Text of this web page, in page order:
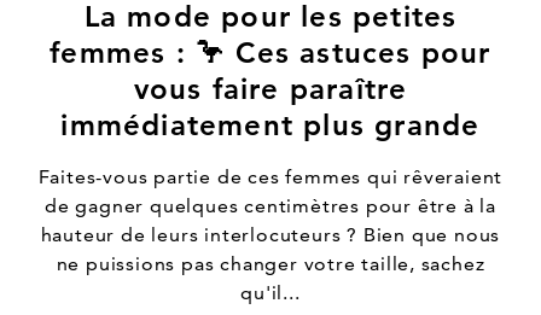
La mode pour les petites
femmes : 🦩 Ces astuces pour
vous faire paraître
Faites-vous partie de ces femmes qui rêveraient
de gagner quelques centimètres pour être à la
hauteur de leurs interlocuteurs ? Bien que nous
ne puissions pas changer votre taille, sachez
qu'il...